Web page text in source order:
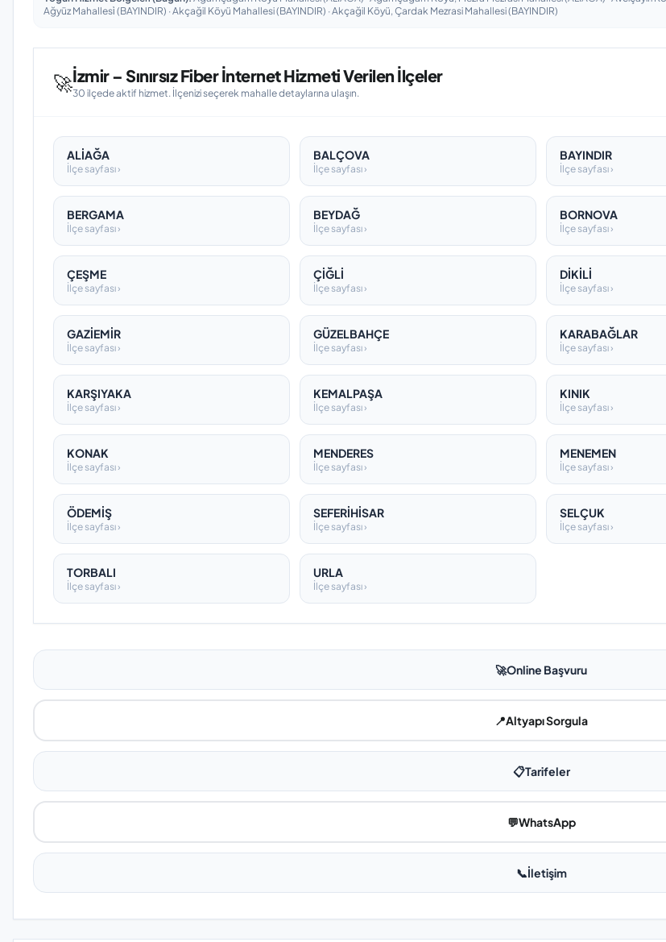
Ağyüz Mahallesi̇ (BAYINDIR) · Akçağil Köyü Mahallesi (BAYINDIR) · Akçağil Köyü, Çardak Mezrasi Mahallesi (BAYINDIR)
🚀İzmir – Sınırsız Fiber İnternet Hizmeti Verilen İlçeler
30 ilçede aktif hizmet. İlçenizi seçerek mahalle detaylarına ulaşın.
ALİAĞA
İlçe sayfası ›
BALÇOVA
İlçe sayfası ›
BAYINDIR
İlçe sayfası ›
BERGAMA
İlçe sayfası ›
BEYDAĞ
İlçe sayfası ›
BORNOVA
İlçe sayfası ›
ÇEŞME
İlçe sayfası ›
ÇİĞLİ
İlçe sayfası ›
DİKİLİ
İlçe sayfası ›
GAZİEMİR
İlçe sayfası ›
GÜZELBAHÇE
İlçe sayfası ›
KARABAĞLAR
İlçe sayfası ›
KARŞIYAKA
İlçe sayfası ›
KEMALPAŞA
İlçe sayfası ›
KINIK
İlçe sayfası ›
KONAK
İlçe sayfası ›
MENDERES
İlçe sayfası ›
MENEMEN
İlçe sayfası ›
ÖDEMİŞ
İlçe sayfası ›
SEFERİHİSAR
İlçe sayfası ›
SELÇUK
İlçe sayfası ›
TORBALI
İlçe sayfası ›
URLA
İlçe sayfası ›
🚀Online Başvuru
📍Altyapı Sorgula
📋Tarifeler
💬WhatsApp
📞İletişim